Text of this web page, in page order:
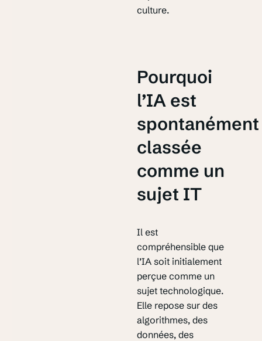
culture.
Pourquoi
l’IA est
spontanément
classée
comme un
sujet IT
Il est
compréhensible que
l’IA soit initialement
perçue comme un
sujet technologique.
Elle repose sur des
algorithmes, des
données, des